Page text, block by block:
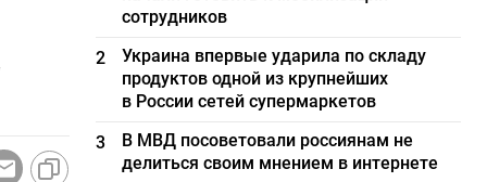
сотрудников
2
Украина впервые ударила по складу
продуктов одной из крупнейших
в России сетей супермаркетов
3
В МВД посоветовали россиянам не
делиться своим мнением в интернете